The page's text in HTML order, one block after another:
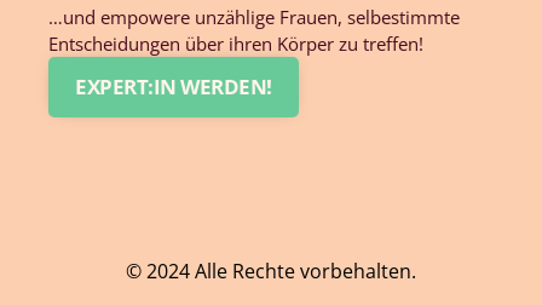
…und empowere unzählige Frauen, selbestimmte
Entscheidungen über ihren Körper zu treffen!
EXPERT:IN WERDEN!
© 2024 Alle Rechte vorbehalten.